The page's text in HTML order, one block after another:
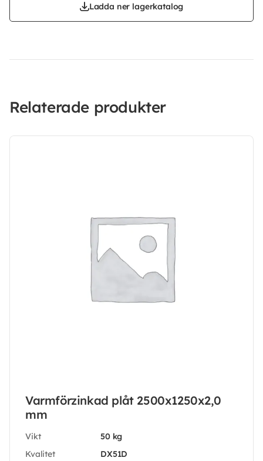
Ladda ner lagerkatalog
Relaterade produkter
Varmförzinkad plåt 2500x1250x2,0
mm
Vikt
50 kg
Kvalitet
DX51D